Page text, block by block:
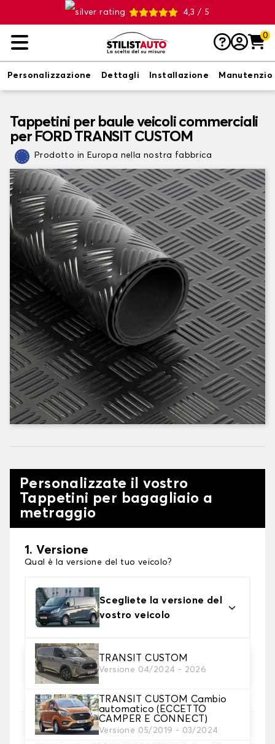
4,3 / 5
0
Personalizzazione Dettagli Installazione
Tappetini per baule veicoli commerciali
per FORD TRANSIT CUSTOM
Prodotto in Europa nella nostra fabbrica
Personalizzate il vostro
Tappetini per bagagliaio a
metraggio
1. Versione
Qual è la versione del tuo veicolo?
Scegliete la versione del
vostro veicolo
TRANSIT CUSTOM
Versione 04/2024 - 2026
TRANSIT CUSTOM Cambio
automatico (ECCETTO
CAMPER E CONNECT)
Versione 05/2019 - 03/2024
2. Colori dei tappetini
Scegli il materiale del tappetino baule.
3. Lunghezza